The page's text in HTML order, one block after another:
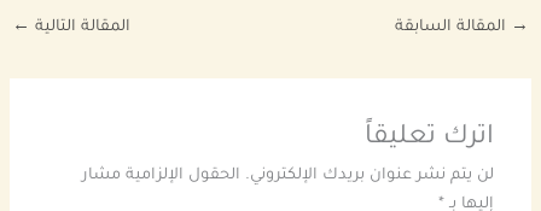
→ المقالة السابقة المقالة التالية ←
اترك تعليقاً
لن يتم نشر عنوان بريدك الإلكتروني. الحقول الإلزامية مشار
إليها بـ*